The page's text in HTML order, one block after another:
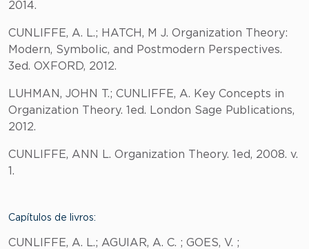
2014.
CUNLIFFE, A. L.; HATCH, M J. Organization Theory:
Modern, Symbolic, and Postmodern Perspectives.
3ed. OXFORD, 2012.
LUHMAN, JOHN T.; CUNLIFFE, A. Key Concepts in
Organization Theory. 1ed. London Sage Publications,
2012.
CUNLIFFE, ANN L. Organization Theory. 1ed, 2008. v.
1.
Capítulos de livros:
CUNLIFFE, A. L.; AGUIAR, A. C. ; GOES, V. ;